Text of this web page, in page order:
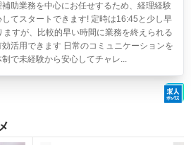
助業務を中心にお任せするため、経理経験
てスタートできます! 定時は16:45と少し早
すが、比較的早い時間に業務を終えられる
活用できます 日常のコミュニケーションを
で未経験から安心してチャレ...